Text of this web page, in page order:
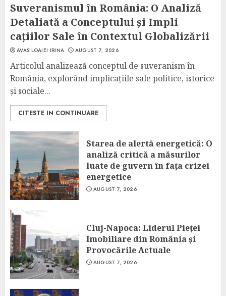
Suveranismul în România: O Analiză
Detaliată a Conceptului și Impli
cațiilor Sale în Contextul Globalizării
AVASILOAIEI IRINA AUGUST 7, 2026
Articolul analizează conceptul de suveranism în
România, explorând implicațiile sale politice, istorice
și sociale...
CITESTE IN CONTINUARE
Starea de alertă energetică: O
analiză critică a măsurilor
luate de guvern în fața crizei
energetice
AUGUST 7, 2026
Cluj-Napoca: Liderul Pieței
Imobiliare din România și
Provocările Actuale
AUGUST 7, 2026